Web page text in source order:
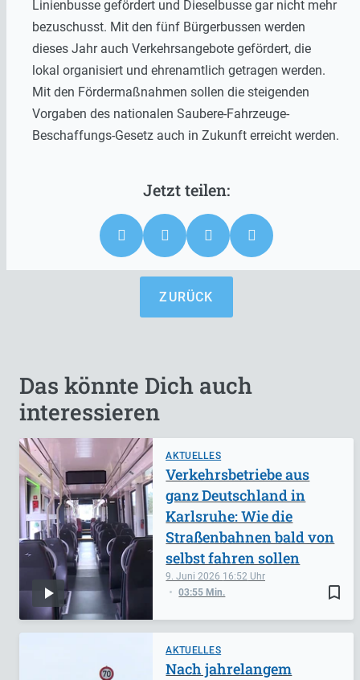
Linienbusse gefördert und Dieselbusse gar nicht mehr
bezuschusst. Mit den fünf Bürgerbussen werden
dieses Jahr auch Verkehrsangebote gefördert, die
lokal organisiert und ehrenamtlich getragen werden.
Mit den Fördermaßnahmen sollen die steigenden
Vorgaben des nationalen Saubere-Fahrzeuge-
Beschaffungs-Gesetz auch in Zukunft erreicht werden.
ZURÜCK
Das könnte Dich auch
interessieren
AKTUELLES
bookmark_border
9. Juni 2026 16:52
03:55 Min.
Verkehrsbetriebe aus
ganz Deutschland in
Karlsruhe: Wie die
Straßenbahnen bald von
selbst fahren sollen
AKTUELLES
Nach jahrelangem